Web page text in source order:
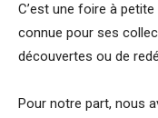
C’est une foire à
connue pour ses
découvertes ou de
Pour notre part, nous